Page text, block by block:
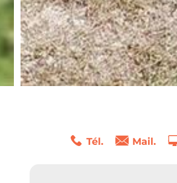
Tél. Mail.